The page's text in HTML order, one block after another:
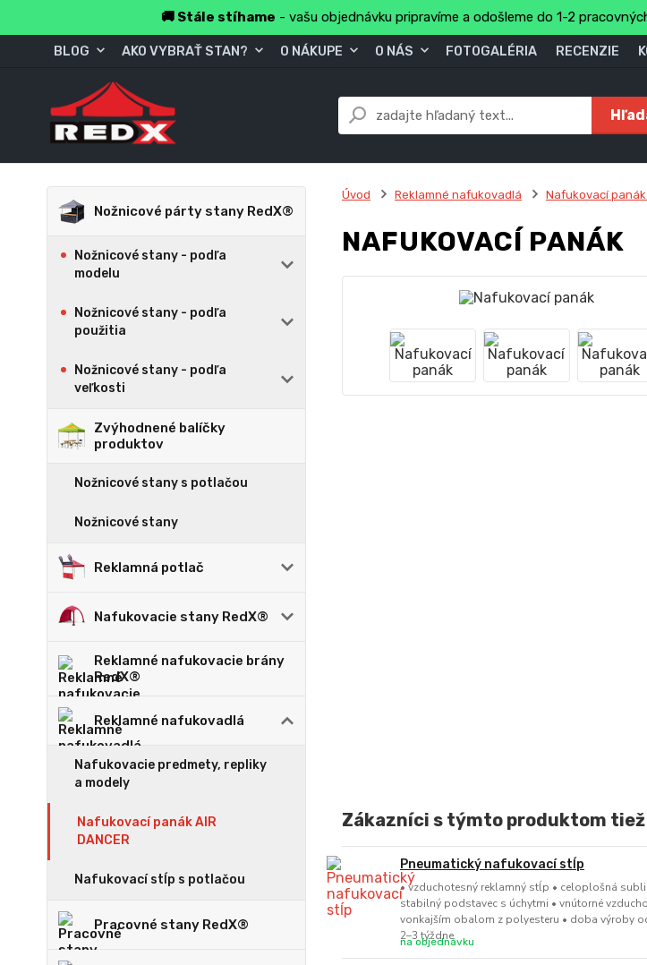
🚚 Stále stíhame - vašu objednávku pripravíme a odošleme do 1-2
BLOG AKO VYBRAŤ STAN? O NÁKUPE O NÁS FOTOGALÉRIA RECENZIE
Nožnicové párty stany RedX®
Nožnicové stany - podľa
modelu
Nožnicové stany - podľa
použitia
Nožnicové stany - podľa
veľkosti
Zvýhodnené balíčky
produktov
Nožnicové stany s potlačou
Nožnicové stany
Reklamná potlač
Nafukovacie stany RedX®
Reklamné nafukovacie brány
RedX®
Reklamné nafukovadlá
Nafukovacie predmety, repliky
a modely
Nafukovací panák AIR
DANCER
Nafukovací stĺp s potlačou
Pracovné stany RedX®
Úvod Reklamné nafukovadlá Nafukovací panák
NAFUKOVACÍ PANÁK
Zákazníci s týmto produktom
Pneumatický nafukovací stĺp
• vzduchotesný reklamný stĺp • celoplošná
stabilný podstavec s úchytmi • vnútorné
vonkajším obalom z polyesteru • doba výroby
2–3 týždne
na objednávku